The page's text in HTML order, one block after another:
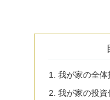
我が家の全体
我が家の投資